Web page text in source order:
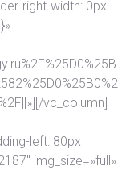
right-width: 0px
vc_column]
left: 80px
img_size=»full»